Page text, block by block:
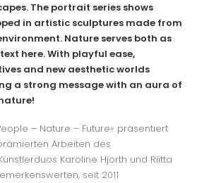
The portrait series shows
in artistic sculptures made from
Nature serves both as
here. With playful ease,
and new aesthetic worlds
a strong message with an aura of
– Nature – Future« präsentiert
Arbeiten des
Karoline Hjorth und Riitta
seit 2011